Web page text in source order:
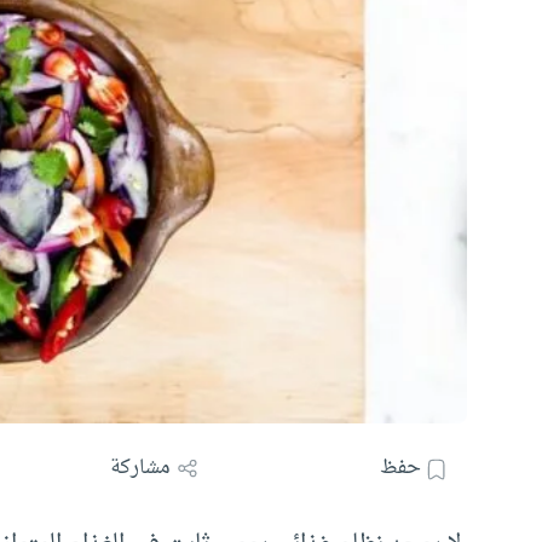
حفظ مشاركة